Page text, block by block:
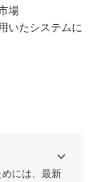
場
いたシステムに
には、最新